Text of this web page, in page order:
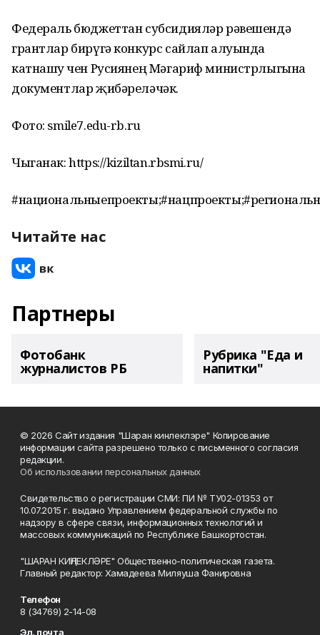
Федераль бюджеттан субсидияләр рәвешендә
грантлар бирүгә конкурс сайлап алуында
катнашу өчен Русиянең Мәгариф министрлыгына
документлар җибәреләчәк.
Фото: smile7.edu-rb.ru
Чыганак: https://kiziltan.rbsmi.ru/
Читайте нас
Партнеры
Фотобанк
журналистов РБ
Рубрика "Еда и
напитки"
© 2026 Сайт издания "Шаран кинлеклэре" Копирование
информации сайта разрешено только с письменного согласия
редакции.
Об использовании персональных данных
Свидетельство о регистрации СМИ: ПИ № ТУ02-01353 от
10.07.2015 г. выдано Управлением федеральной службы по
надзору в сфере связи, информационных технологий и
массовых коммуникаций по Республике Башкортостан.
"ШАРАН КИҢЛЕКЛӘРЕ" Общественно-политическая газета.
Главный редактор: Хамадеева Миляуша Фанировна
Телефон
8 (34769) 2-14-08
Эл. почта